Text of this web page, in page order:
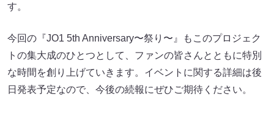
す。
今回の『JO1 5th Anniversary〜祭り〜』もこのプロジェク
トの集大成のひとつとして、ファンの皆さんとともに特別
な時間を創り上げていきます。イベントに関する詳細は後
日発表予定なので、今後の続報にぜひご期待ください。